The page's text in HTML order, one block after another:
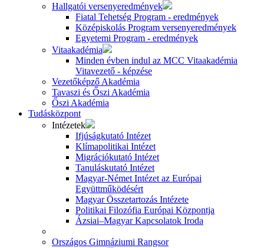
Hallgatói versenyeredmények
Fiatal Tehetség Program - eredmények
Középiskolás Program versenyeredmények
Egyetemi Program - eredmények
Vitaakadémia
Minden évben indul az MCC Vitaakadémia
Vitavezető - képzése
Vezetőképző Akadémia
Tavaszi és Őszi Akadémia
Őszi Akadémia
Tudásközpont
Intézetek
Ifjúságkutató Intézet
Klímapolitikai Intézet
Migrációkutató Intézet
Tanuláskutató Intézet
Magyar-Német Intézet az Európai
Együttműködésért
Magyar Összetartozás Intézete
Politikai Filozófia Európai Központja
Ázsiai–Magyar Kapcsolatok Iroda
Országos Gimnáziumi Rangsor